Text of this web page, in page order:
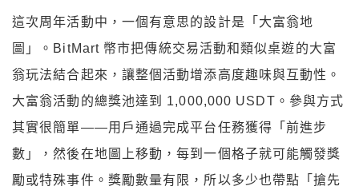
這次周年活動中，一個有意思的設計是「大富翁地
圖」。BitMart 幣市把傳統交易活動和類似桌遊的大富
翁玩法結合起來，讓整個活動增添高度趣味與互動性。
大富翁活動的總獎池達到 1,000,000 USDT。參與方式
其實很簡單——用戶通過完成平台任務獲得「前進步
數」，然後在地圖上移動，每到一個格子就可能觸發獎
勵或特殊事件。獎勵數量有限，所以多少也帶點「搶先